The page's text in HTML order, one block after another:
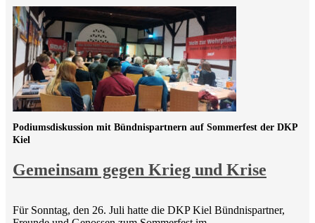
Gemeinsam gegen Krieg und Krise
Podiumsdiskussion mit Bündnispartnern auf Sommerfest der DKP
Kiel
Für Sonntag, den 26. Juli hatte die DKP Kiel Bündnispartner,